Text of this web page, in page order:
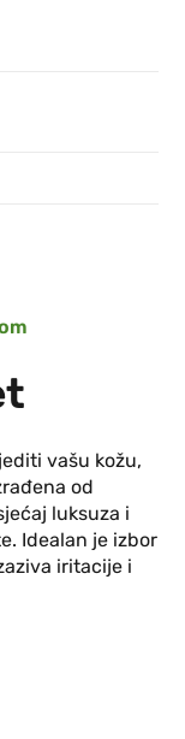
vašu kožu,
od
luksuza i
Idealan je izbor
iritacije i